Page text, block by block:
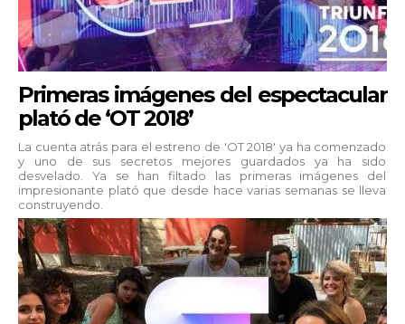
Primeras imágenes del espectacular
plató de ‘OT 2018’
La cuenta atrás para el estreno de 'OT 2018' ya ha comenzado
y uno de sus secretos mejores guardados ya ha sido
desvelado. Ya se han filtado las primeras imágenes del
impresionante plató que desde hace varias semanas se lleva
construyendo.